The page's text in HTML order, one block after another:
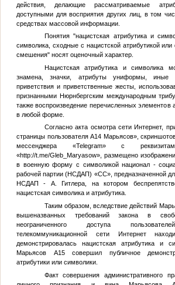
действия, делающие рассматриваемые
доступными для восприятия других лиц, в том
средствах массовой информации.
Понятия "нацистская атрибутика и
символика, сходные с нацистской атрибутикой
смешения" носят оценочный характер.
Нацистская атрибутика и символика
знамена, значки, атрибуты униформы, иные
приветствия и приветственные жесты,
признанными Нюрнбергским международным
также воспроизведение перечисленных элементов
в любой форме.
Согласно акта осмотра сети Интернет,
страницы пользователяА14 Марьясов»,
мессенджера «Telegram» с
«http://t.me/Gleb_Maryasow», размещено
в военную форму с символикой национал -
рабочей партии (НСДАП) «СС», предназначенной
НСДАП - А. Гитлера, на котором
нацистская символика и атрибутика.
Таким образом, вследствие действий
вышеназванных требований закона в
неограниченного доступа
телекоммуникационной сети Интернет
демонстрировалась нацистская атрибутика и
Марьясов А15совершил публичное
атрибутики или символики.
Факт совершения административного